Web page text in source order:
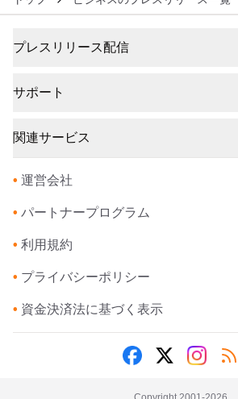
プレスリリース配信
サポート
関連サービス
• 運営会社
• パートナープログラム
• 利用規約
• プライバシーポリシー
• 資金決済法に基づく表示